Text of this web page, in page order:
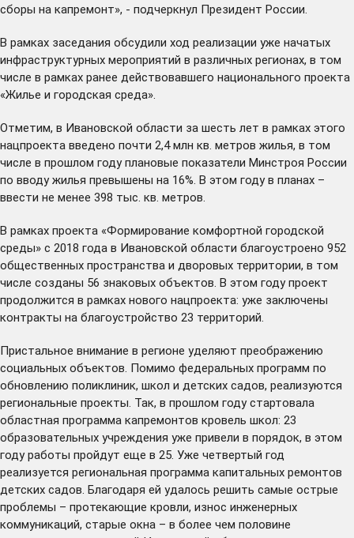
сборы на капремонт», - подчеркнул Президент России.
В рамках заседания обсудили ход реализации уже начатых
инфраструктурных мероприятий в различных регионах, в том
числе в рамках ранее действовавшего национального проекта
«Жилье и городская среда».
Отметим, в Ивановской области за шесть лет в рамках этого
нацпроекта введено почти 2,4 млн кв. метров жилья, в том
числе в прошлом году плановые показатели Минстроя России
по вводу жилья превышены на 16%. В этом году в планах –
ввести не менее 398 тыс. кв. метров.
В рамках проекта «Формирование комфортной городской
среды» с 2018 года в Ивановской области благоустроено 952
общественных пространства и дворовых территории, в том
числе созданы 56 знаковых объектов. В этом году проект
продолжится в рамках нового нацпроекта: уже заключены
контракты на благоустройство 23 территорий.
Пристальное внимание в регионе уделяют преображению
социальных объектов. Помимо федеральных программ по
обновлению поликлиник, школ и детских садов, реализуются
региональные проекты. Так, в прошлом году стартовала
областная программа капремонтов кровель школ: 23
образовательных учреждения уже привели в порядок, в этом
году работы пройдут еще в 25. Уже четвертый год
реализуется региональная программа капитальных ремонтов
детских садов. Благодаря ей удалось решить самые острые
проблемы – протекающие кровли, износ инженерных
коммуникаций, старые окна – в более чем половине